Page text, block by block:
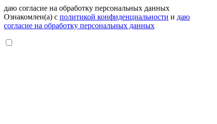
даю согласие на обработку персональных данных
Ознакомлен(а) с политикой конфиденциальности и даю
согласие на обработку персональных данных